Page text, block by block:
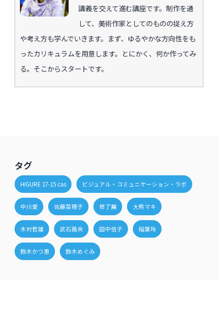
全ての記事ページ
講義を交えて進む講座です。制作を通
して、美術作家としてのものの捉え方
や考え方も学んでいきます。まず、ゆるやかな方向性をも
ったカリキュラムを用意します。とにかく、何か作ってみ
る。そこからスタートです。
タグ
HIGURE 17-15 cas ビジュアル・コミュニケーション・ラボ
中川愛 佐藤菜穂子 修了展 大熊マキ
木村哲雄 武石路央 田中信子 稲葉玲
鈴木かつ恵 鈴木めぐみ